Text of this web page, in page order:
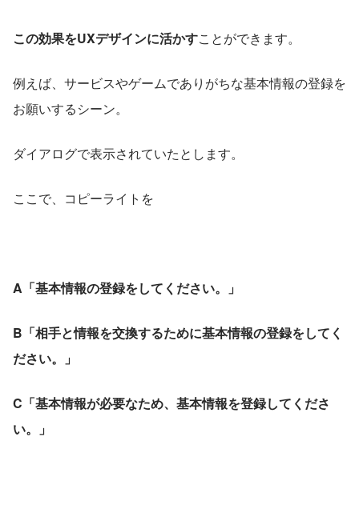
この効果をUXデザインに活かすことができます。
例えば、サービスやゲームでありがちな基本情報の登録を
お願いするシーン。
ダイアログで表示されていたとします。
ここで、コピーライトを
A「基本情報の登録をしてください。」
B「相手と情報を交換するために基本情報の登録をしてく
ださい。」
C「基本情報が必要なため、基本情報を登録してくださ
い。」